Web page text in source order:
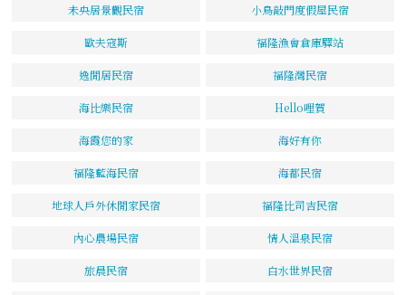
未央居景觀民宿 小鳥敲門度假屋民宿
歐夫寇斯 福隆漁會倉庫驛站
逸閒居民宿 福隆灣民宿
海比樂民宿 Hello哩賀
海霞您的家 海好有你
福隆藍海民宿 海都民宿
地球人戶外休閒家民宿 福隆比司吉民宿
內心農場民宿 情人溫泉民宿
旅晨民宿 白水世界民宿